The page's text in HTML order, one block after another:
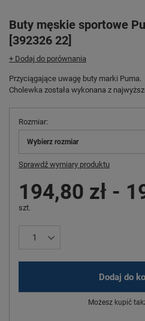
Buty męskie sportowe
[392326 22]
+ Dodaj do porównania
Przyciągające uwagę buty marki Puma.
Cholewka została wykonana z
Rozmiar
Wybierz rozmiar
Sprawdź wymiary produktu
194,80 zł -
szt.
Dodaj do
Możesz kupić